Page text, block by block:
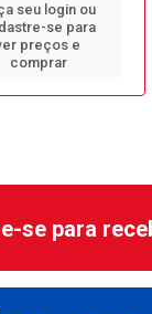
seu login ou
se para
preços e
comprar
se para